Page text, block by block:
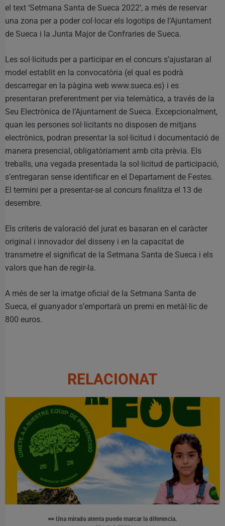
el text ‘Setmana Santa de Sueca 2022’, a més de reservar
una zona per a poder col·locar els logotips de l’Ajuntament
de Sueca i la Junta Major de Confraries de Sueca.
Les sol·licituds per a participar en el concurs s’ajustaran al
model establit en la convocatòria (el qual es podrà
descarregar en la pàgina web www.sueca.es) i es
presentaran preferentment per via telemàtica, a través de la
Seu Electrònica de l’Ajuntament de Sueca. Excepcionalment,
quan les persones sol·licitants no disposen de mitjans
electrònics, podran presentar la sol·licitud i documentació de
manera presencial, obligatòriament amb cita prèvia. Els
treballs, una vegada presentada la sol·licitud de participació,
s’entregaran sense identificar en el Departament de Festes.
El termini per a presentar-se al concurs finalitza el 13 de
desembre.
Els criteris de valoració del jurat es basaran en el caràcter
original i innovador del disseny i en la capacitat de
transmetre el significat de la Setmana Santa de Sueca i els
valors que han de regir-la.
A més de ser la imatge oficial de la Setmana Santa de
Sueca, el guanyador s’emportarà un premi en metàl·lic de
800 euros.
RELACIONAT
👀 Una mirada atenta puede marcar la diferencia.